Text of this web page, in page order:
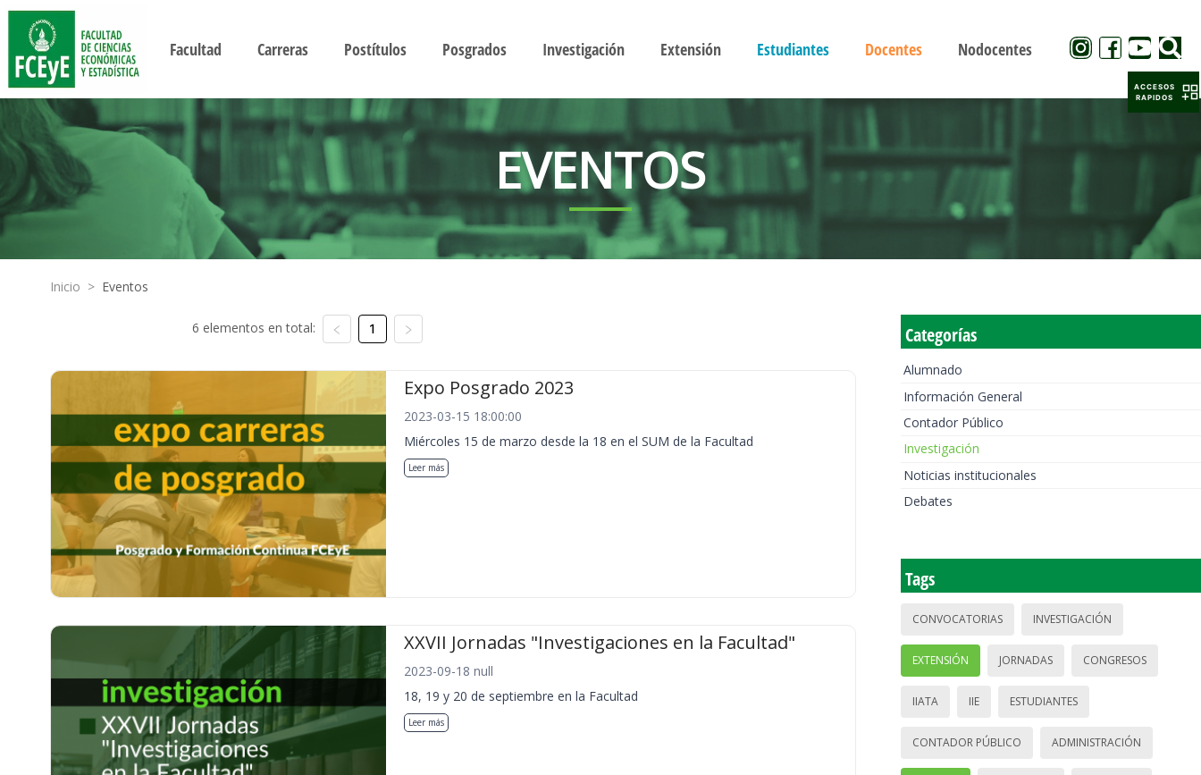
Facultad Carreras Postítulos Posgrados Investigación Extensión Estudiantes Docentes Nodocentes
EVENTOS
Inicio > Eventos
6 elementos en total: 1
Expo Posgrado 2023
2023-03-15 18:00:00
Miércoles 15 de marzo desde la 18 en el SUM de la Facultad
Leer más
XXVII Jornadas "Investigaciones en la Facultad"
2023-09-18 null
18, 19 y 20 de septiembre en la Facultad
Leer más
Categorías
Alumnado
Información General
Contador Público
Investigación
Noticias institucionales
Debates
Tags
CONVOCATORIAS INVESTIGACIÓN
EXTENSIÓN JORNADAS CONGRESOS
IIATA IIE ESTUDIANTES
CONTADOR PÚBLICO ADMINISTRACIÓN
ACCESOS
RAPIDOS